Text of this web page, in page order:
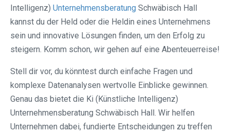
Intelligenz) Unternehmensberatung Schwäbisch Hall
kannst du der Held oder die Heldin eines Unternehmens
sein und innovative Lösungen finden, um den Erfolg zu
steigern. Komm schon, wir gehen auf eine Abenteuerreise!
Stell dir vor, du könntest durch einfache Fragen und
komplexe Datenanalysen wertvolle Einblicke gewinnen.
Genau das bietet die Ki (Künstliche Intelligenz)
Unternehmensberatung Schwäbisch Hall. Wir helfen
Unternehmen dabei, fundierte Entscheidungen zu treffen